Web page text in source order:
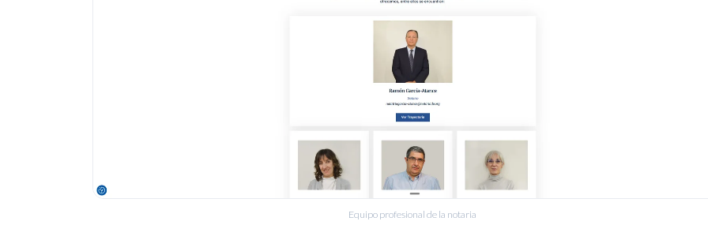
Equipo profesional de la notaria